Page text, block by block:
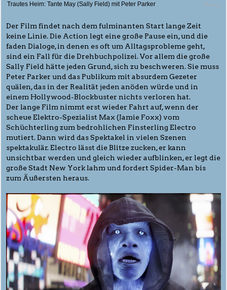
Trautes Heim: Tante May (Sally Field) mit Peter Parker © Sony
Der Film findet nach dem fulminanten Start lange Zeit
keine Linie. Die Action legt eine große Pause ein, und die
faden Dialoge, in denen es oft um Alltagsprobleme geht,
sind ein Fall für die Drehbuchpolizei. Vor allem die große
Sally Field hätte jeden Grund, sich zu beschweren. Sie muss
Peter Parker und das Publikum mit absurdem Gezeter
quälen, das in der Realität jeden anöden würde und in
einem Hollywood-Blockbuster nichts verloren hat.
Der lange Film nimmt erst wieder Fahrt auf, wenn der
scheue Elektro-Spezialist Max (Jamie Foxx) vom
Schüchterling zum bedrohlichen Finsterling Electro
mutiert. Dann wird das Spektakel in vielen Szenen
spektakulär. Electro lässt die Blitze zucken, er kann
unsichtbar werden und gleich wieder aufblinken, er legt die
große Stadt New York lahm und fordert Spider-Man bis
zum Äußersten heraus.